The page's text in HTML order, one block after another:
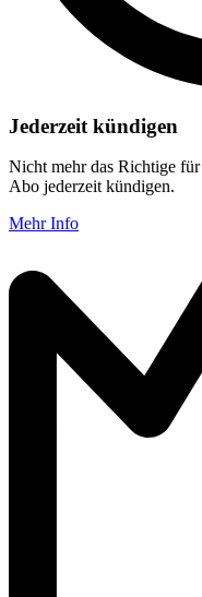
Jederzeit kündigen
Nicht mehr das Richtige
Abo jederzeit kündigen.
Mehr Info